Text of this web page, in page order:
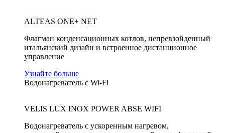
ALTEAS ONE+ NET
Флагман конденсационных котлов, непревзойденный
итальянский дизайн и встроенное дистанционное
управление
Узнайте больше
Водонагреватель с Wi-Fi
VELIS LUX INOX POWER ABSE WIFI
Водонагреватель с ускоренным нагревом,